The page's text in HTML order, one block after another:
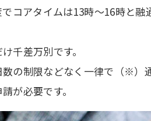
コアタイムは13時〜16時と融
千差万別です。
の制限などなく一律で（※）
が必要です。